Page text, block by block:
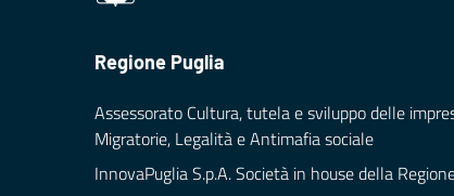
Regione Puglia
Assessorato Cultura, tutela e sviluppo delle
Migratorie, Legalità e Antimafia sociale
InnovaPuglia S.p.A. Società in house della